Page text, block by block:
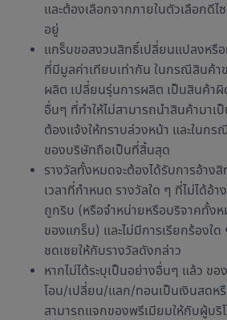
และต้องเลือกจากภายในตัวเลือกดี
อยู่
แกร็บขอสงวนสิทธิ์เปลี่ยนแปลงหรื
ที่มีมูลค่าเทียบเท่ากัน ในกรณีสินค้า
ผลิต เปลี่ยนรุ่นการผลิต เป็นสินค้า
อื่นๆ ที่ทำให้ไม่สามารถนำสินค้ามาเ
ต้องแจ้งให้ทราบล่วงหน้า และในก
ของบริษัทถือเป็นที่สิ้นสุด
รางวัลทั้งหมดจะต้องได้รับการอ้าง
เวลาที่กำหนด รางวัลใด ๆ ที่ไม่ได้อ้
ถูกริบ (หรือจำหน่ายหรือบริจาคทั้
ของแกร็บ) และไม่มีการเรียกร้องใด
ชดเชยให้กับรางวัลดังกล่าว
หากไม่ได้ระบุเป็นอย่างอื่นๆ แล้ว ขอ
โอน/เปลี่ยน/แลก/ทอนเป็นเงินสดห
สามารถแจกของพรีเมียมให้กับผู้บริ